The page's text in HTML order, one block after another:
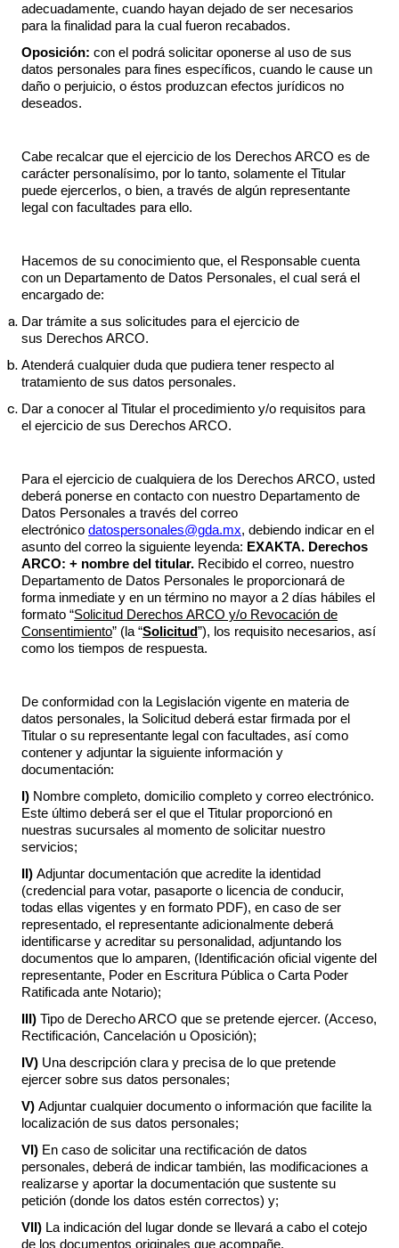
adecuadamente, cuando hayan dejado de ser necesarios
para la finalidad para la cual fueron recabados.
Oposición: con el podrá solicitar oponerse al uso de sus
datos personales para fines específicos, cuando le cause un
daño o perjuicio, o éstos produzcan efectos jurídicos no
deseados.
Cabe recalcar que el ejercicio de los Derechos ARCO es de
carácter personalísimo, por lo tanto, solamente el Titular
puede ejercerlos, o bien, a través de algún representante
legal con facultades para ello.
Hacemos de su conocimiento que, el Responsable cuenta
con un Departamento de Datos Personales, el cual será el
encargado de:
Dar trámite a sus solicitudes para el ejercicio de
sus Derechos ARCO.
Atenderá cualquier duda que pudiera tener respecto al
tratamiento de sus datos personales.
Dar a conocer al Titular el procedimiento y/o requisitos para
el ejercicio de sus Derechos ARCO.
Para el ejercicio de cualquiera de los Derechos ARCO, usted
deberá ponerse en contacto con nuestro Departamento de
Datos Personales a través del correo
electrónico datospersonales@gda.mx, debiendo indicar en el
asunto del correo la siguiente leyenda: EXAKTA. Derechos
ARCO: + nombre del titular. Recibido el correo, nuestro
Departamento de Datos Personales le proporcionará de
forma inmediate y en un término no mayor a 2 días hábiles el
formato “Solicitud Derechos ARCO y/o Revocación de
Consentimiento” (la “Solicitud”), los requisito necesarios, así
como los tiempos de respuesta.
De conformidad con la Legislación vigente en materia de
datos personales, la Solicitud deberá estar firmada por el
Titular o su representante legal con facultades, así como
contener y adjuntar la siguiente información y
documentación:
I) Nombre completo, domicilio completo y correo electrónico.
Este último deberá ser el que el Titular proporcionó en
nuestras sucursales al momento de solicitar nuestro
servicios;
II) Adjuntar documentación que acredite la identidad
(credencial para votar, pasaporte o licencia de conducir,
todas ellas vigentes y en formato PDF), en caso de ser
representado, el representante adicionalmente deberá
identificarse y acreditar su personalidad, adjuntando los
documentos que lo amparen, (Identificación oficial vigente del
representante, Poder en Escritura Pública o Carta Poder
Ratificada ante Notario);
III) Tipo de Derecho ARCO que se pretende ejercer. (Acceso,
Rectificación, Cancelación u Oposición);
IV) Una descripción clara y precisa de lo que pretende
ejercer sobre sus datos personales;
V) Adjuntar cualquier documento o información que facilite la
localización de sus datos personales;
VI) En caso de solicitar una rectificación de datos
personales, deberá de indicar también, las modificaciones a
realizarse y aportar la documentación que sustente su
petición (donde los datos estén correctos) y;
VII) La indicación del lugar donde se llevará a cabo el cotejo
de los documentos originales que acompañe.